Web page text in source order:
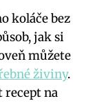
koláče bez
jak si
můžete
živiny.
recept na